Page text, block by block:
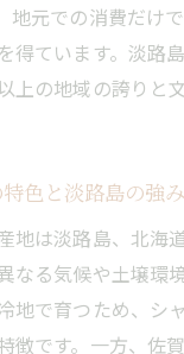
地元での消費だけ
得ています。淡路
上の地域の誇りと
色と淡路島の強
地は淡路島、北海
なる気候や土壌環
地で育つため、シ
徴です。一方、佐